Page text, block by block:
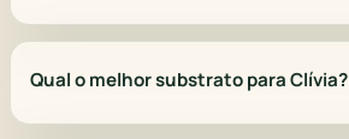
Qual o melhor substrato para Clívia?